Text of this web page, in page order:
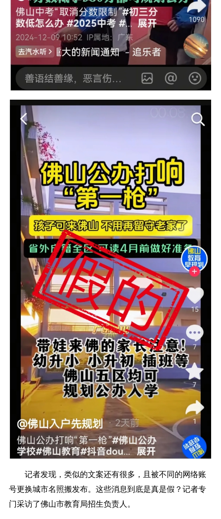
记者发现，类似的文案还有很多，且被不同的网络账
号更换城市名照搬发布。这些消息到底是真是假？记者专
门采访了佛山市教育局招生负责人。